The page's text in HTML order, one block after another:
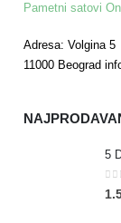
Pametni satovi
Adresa: Volgina 5
11000 Beograd
5
0